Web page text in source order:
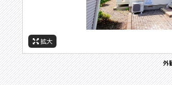
拡大
外
拡大
周辺施設：ホ
拡大
周辺施設：ド
拡大
周辺施設
拡大
周辺施設
拡大
周辺施設
拡大
周辺施